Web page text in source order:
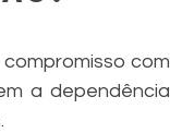
com
a dependência